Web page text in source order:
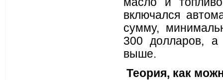
включался
сумму,
300 долларов, а
выше.
Теория, как